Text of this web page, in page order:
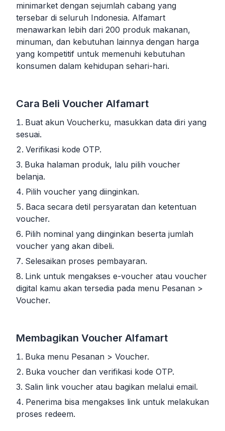
minimarket dengan sejumlah cabang yang
tersebar di seluruh Indonesia. Alfamart
menawarkan lebih dari 200 produk makanan,
minuman, dan kebutuhan lainnya dengan harga
yang kompetitif untuk memenuhi kebutuhan
konsumen dalam kehidupan sehari-hari.
Cara Beli Voucher Alfamart
Buat akun Voucherku, masukkan data diri yang
sesuai.
Verifikasi kode OTP.
Buka halaman produk, lalu pilih voucher
belanja.
Pilih voucher yang diinginkan.
Baca secara detil persyaratan dan ketentuan
voucher.
Pilih nominal yang diinginkan beserta jumlah
voucher yang akan dibeli.
Selesaikan proses pembayaran.
Link untuk mengakses e-voucher atau voucher
digital kamu akan tersedia pada menu Pesanan >
Voucher.
Membagikan Voucher Alfamart
Buka menu Pesanan > Voucher.
Buka voucher dan verifikasi kode OTP.
Salin link voucher atau bagikan melalui email.
Penerima bisa mengakses link untuk melakukan
proses redeem.